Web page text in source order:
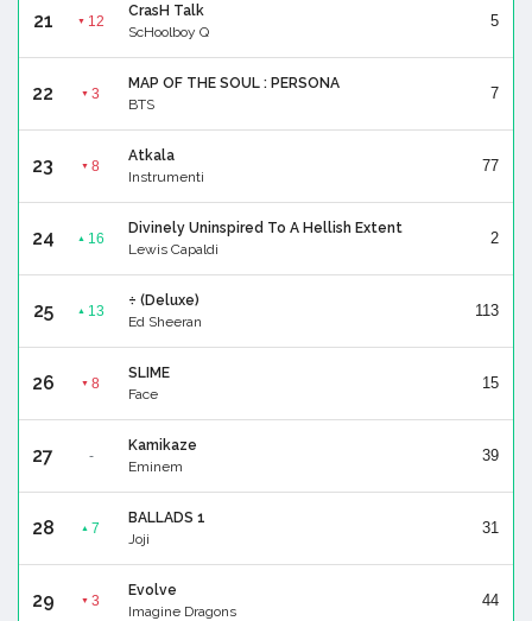
21 ▼ 12
CrasH Talk
ScHoolboy Q
5
22 ▼ 3
MAP OF THE SOUL : PERSONA
BTS
7
23 ▼ 8
Atkala
Instrumenti
77
24 ▲ 16
Divinely Uninspired To A Hellish Extent
Lewis Capaldi
2
25 ▲ 13
÷ (Deluxe)
Ed Sheeran
113
26 ▼ 8
SLIME
Face
15
27 -
Kamikaze
Eminem
39
28 ▲ 7
BALLADS 1
Joji
31
29 ▼ 3
Evolve
Imagine Dragons
44